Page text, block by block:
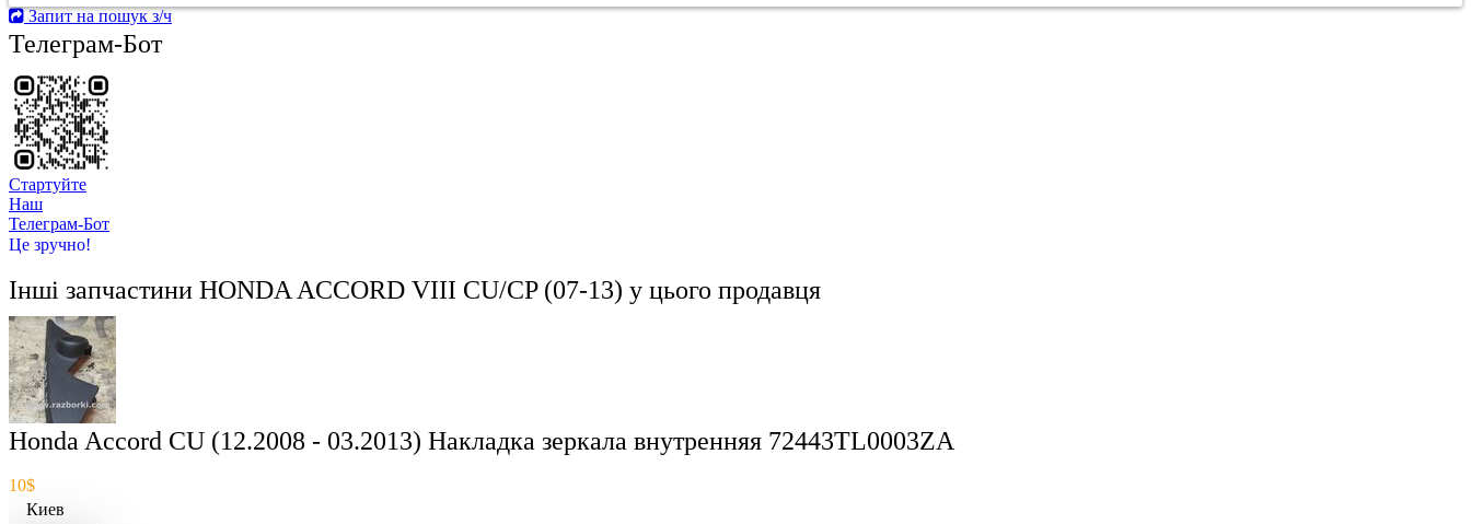
Запит на пошук з/ч
Телеграм-Бот
Стартуйте
Hаш
Телеграм-Бот
Це зручно!
Інші запчастини HONDA ACCORD VIII CU/CP (07-13) у цього продавця
Honda Accord CU (12.2008 - 03.2013) Накладка зеркала внутренняя 72443TL0003ZA
10$
Киев